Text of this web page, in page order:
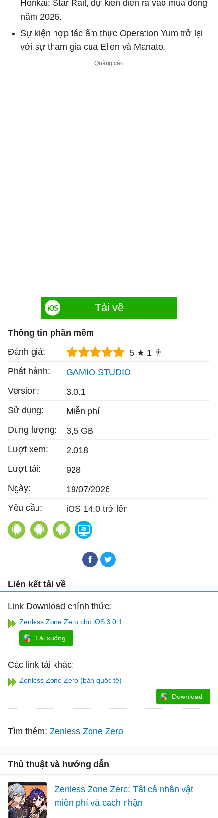
Honkai: Star Rail, dự kiến diễn ra vào mùa đông
năm 2026.
Sự kiện hợp tác ẩm thực Operation Yum trở lại
với sự tham gia của Ellen và Manato.
Tải về
Thông tin phần mềm
Đánh giá:
5 ★ 1 👨
Phát hành:
GAMIO STUDIO
Version:
3.0.1
Sử dụng:
Miễn phí
Dung lượng:
3,5 GB
Lượt xem:
2.018
Lượt tải:
928
Ngày:
19/07/2026
Yêu cầu:
iOS 14.0 trở lên
Zenless Zone Zero cho Android
Figment 2: Creed Valley cho iOS
Tap Force cho iOS
Liên kết tải về
Link Download chính thức:
Zenless Zone Zero cho iOS 3.0.1
Tải xuống
Các link tải khác:
Zenless Zone Zero (bản quốc tê)
Download
Tìm thêm: Zenless Zone Zero
Thủ thuật và hướng dẫn
Zenless Zone Zero: Tất cả nhân vật
miễn phí và cách nhận